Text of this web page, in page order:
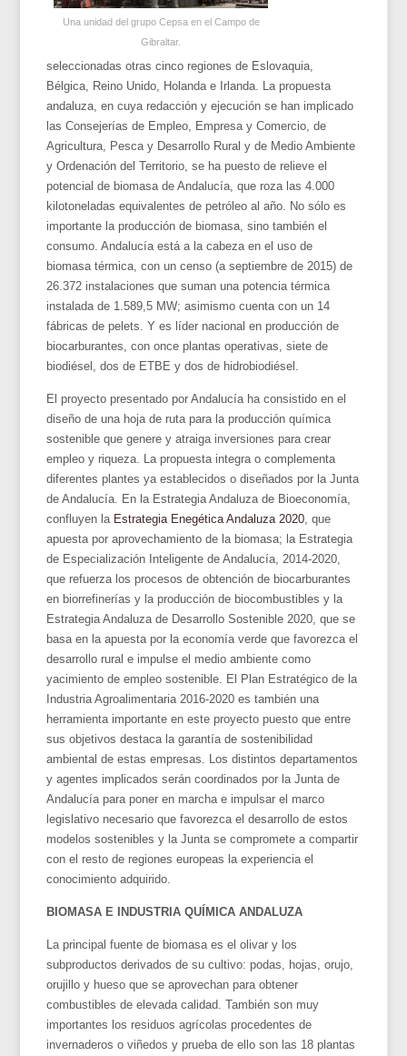
Una unidad del grupo Cepsa en el Campo de
Gibraltar.
seleccionadas otras cinco regiones de Eslovaquia,
Bélgica, Reino Unido, Holanda e Irlanda. La propuesta
andaluza, en cuya redacción y ejecución se han implicado
las Consejerías de Empleo, Empresa y Comercio, de
Agricultura, Pesca y Desarrollo Rural y de Medio Ambiente
y Ordenación del Territorio, se ha puesto de relieve el
potencial de biomasa de Andalucía, que roza las 4.000
kilotoneladas equivalentes de petróleo al año. No sólo es
importante la producción de biomasa, sino también el
consumo. Andalucía está a la cabeza en el uso de
biomasa térmica, con un censo (a septiembre de 2015) de
26.372 instalaciones que suman una potencia térmica
instalada de 1.589,5 MW; asimismo cuenta con un 14
fábricas de pelets. Y es líder nacional en producción de
biocarburantes, con once plantas operativas, siete de
biodiésel, dos de ETBE y dos de hidrobiodiésel.
El proyecto presentado por Andalucía ha consistido en el
diseño de una hoja de ruta para la producción química
sostenible que genere y atraiga inversiones para crear
empleo y riqueza. La propuesta integra o complementa
diferentes plantes ya establecidos o diseñados por la Junta
de Andalucía. En la Estrategia Andaluza de Bioeconomía,
confluyen la Estrategia Enegética Andaluza 2020 , que
apuesta por aprovechamiento de la biomasa; la Estrategia
de Especialización Inteligente de Andalucía, 2014-2020,
que refuerza los procesos de obtención de biocarburantes
en biorrefinerías y la producción de biocombustibles y la
Estrategia Andaluza de Desarrollo Sostenible 2020, que se
basa en la apuesta por la economía verde que favorezca el
desarrollo rural e impulse el medio ambiente como
yacimiento de empleo sostenible. El Plan Estratégico de la
Industria Agroalimentaria 2016-2020 es también una
herramienta importante en este proyecto puesto que entre
sus objetivos destaca la garantía de sostenibilidad
ambiental de estas empresas. Los distintos departamentos
y agentes implicados serán coordinados por la Junta de
Andalucía para poner en marcha e impulsar el marco
legislativo necesario que favorezca el desarrollo de estos
modelos sostenibles y la Junta se compromete a compartir
con el resto de regiones europeas la experiencia el
conocimiento adquirido.
BIOMASA E INDUSTRIA QUÍMICA ANDALUZA
La principal fuente de biomasa es el olivar y los
subproductos derivados de su cultivo: podas, hojas, orujo,
orujillo y hueso que se aprovechan para obtener
combustibles de elevada calidad. También son muy
importantes los residuos agrícolas procedentes de
invernaderos o viñedos y prueba de ello son las 18 plantas